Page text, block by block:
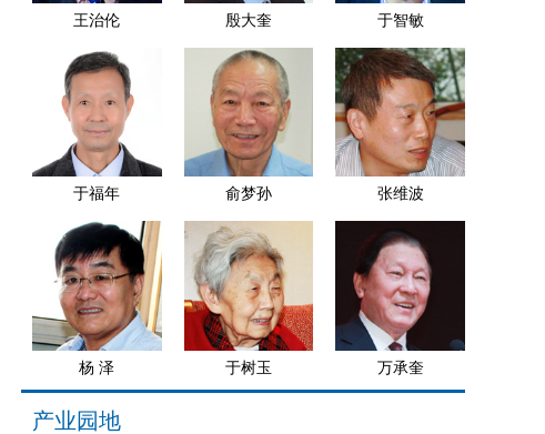
王治伦 殷大奎 于智敏
于福年 俞梦孙 张维波
杨 泽 于树玉 万承奎
产业园地